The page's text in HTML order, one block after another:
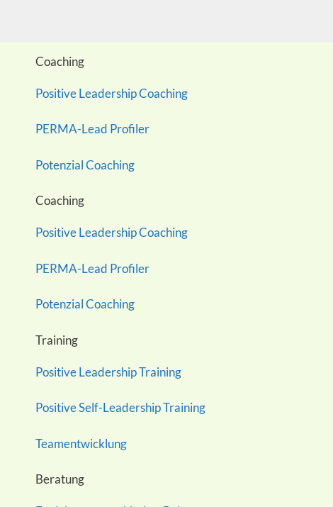
Coaching
Positive Leadership Coaching
PERMA-Lead Profiler
Potenzial Coaching
Coaching
Positive Leadership Coaching
PERMA-Lead Profiler
Potenzial Coaching
Training
Positive Leadership Training
Positive Self-Leadership Training
Teamentwicklung
Beratung